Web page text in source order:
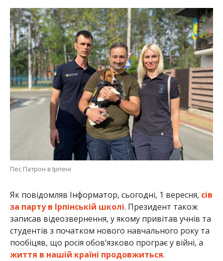
Пес Патрон в Ірпені
Як повідомляв Інформатор, сьогодні, 1 вересня, сів
за парту в Ірпінській школі. Президент також
записав відеозвернення, у якому привітав учнів та
студентів з початком нового навчального року та
пообіцяв, що росія обов’язково програє у війні, а
життя в нашій країні продовжиться.